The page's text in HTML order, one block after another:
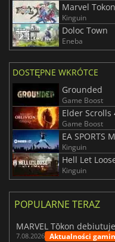
Marvel
Kinguin
Doloc Town
Eneba
DOSTĘPNE WKRÓTCE
Grounded
Game Boost
Elder
Game Boost
EA SPORTS
Kinguin
Hell Let
Kinguin
POPULARNE TERAZ
7.08.2026 Aktualności